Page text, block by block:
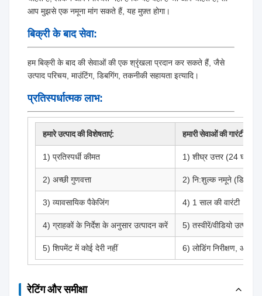
आप मुझसे एक नमूना मांग सकते हैं, यह मुफ़्त होगा।
बिक्री के बाद सेवा:
हम बिक्री के बाद की सेवाओं की एक श्रृंखला प्रदान कर सकते हैं, जैसे
उत्पाद परिचय, माउंटिंग, डिबगिंग, तकनीकी सहायता इत्यादि।
प्रतिस्पर्धात्मक लाभ:
हमारे उत्पाद की विशेषताएं: हमारी सेवाओं की गारंटी:
1) प्रतिस्पर्धी कीमत 1) शीघ्र उत्तर (24 घंटे में
2) अच्छी गुणवत्ता 2) नि:शुल्क नमूने
3) व्यावसायिक पैकेजिंग 4) 1 साल की वारंटी
4) ग्राहकों के निर्देश के अनुसार उत्पादन करें 5) तस्वीरें/वीडियो
5) शिपमेंट में कोई देरी नहीं 6) लोडिंग निरीक्षण, और
रेटिंग और समीक्षा